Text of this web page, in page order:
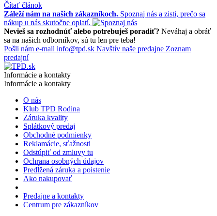
Čítať článok
Záleží nám na našich zákazníkoch. Spoznaj nás a zisti, prečo sa
nákup u nás skutočne oplatí.
Nevieš sa rozhodnúť alebo potrebuješ poradiť? Neváhaj a obráť
sa na našich odborníkov, sú tu len pre teba!
Pošli nám e-mail info@tpd.sk Navštív naše predajne Zoznam
predajní
Informácie a kontakty
Informácie a kontakty
O nás
Klub TPD Rodina
Záruka kvality
Splátkový predaj
Obchodné podmienky
Reklamácie, sťažnosti
Odstúpiť od zmluvy tu
Ochrana osobných údajov
Predĺžená záruka a poistenie
Ako nakupovať
Predajne a kontakty
Centrum pre zákazníkov